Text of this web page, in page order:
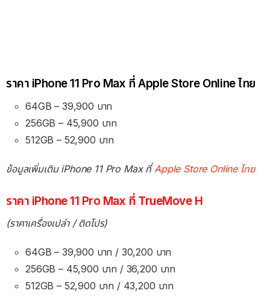
ราคา iPhone 11 Pro Max ที่ Apple Store Online ไทย
64GB – 39,900 บาท
256GB – 45,900 บาท
512GB – 52,900 บาท
ข้อมูลเพิ่มเติม iPhone 11 Pro Max ที่ Apple Store Online ไทย
ราคา iPhone 11 Pro Max ที่ TrueMove H
(ราคาเครื่องเปล่า / ติดโปร)
64GB – 39,900 บาท / 30,200 บาท
256GB – 45,900 บาท / 36,200 บาท
512GB – 52,900 บาท / 43,200 บาท